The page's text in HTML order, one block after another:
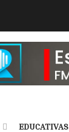
EDUCATIVAS